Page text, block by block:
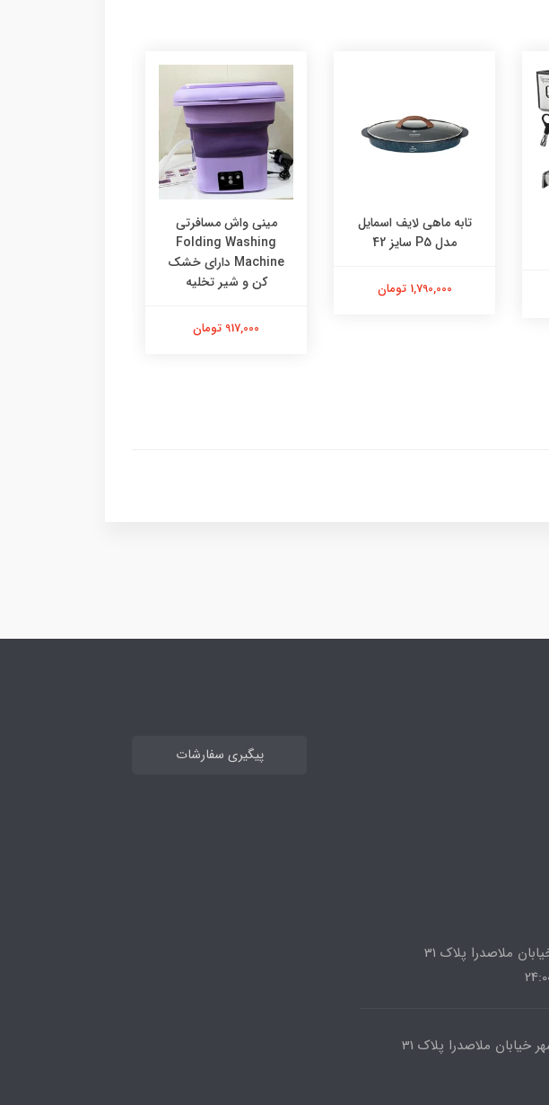
تابه ماهی لایف اسمایل
مدل P5 سایز 42
1,790,000 تومان
مینی واش مسافرتی
Folding Washing
Machine دارای خشک
کن و شیر تخلیه
917,000 تومان
ملاصدرا پلاک 31
خیابان ملاصدرا پلاک 31
پیگیری سفارشات